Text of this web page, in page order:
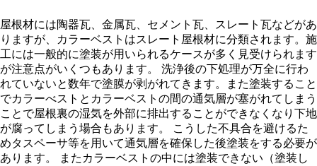
屋根材には陶器瓦、金属瓦、セメント瓦、スレート瓦などがあ
りますが、カラーベストはスレート屋根材に分類されます。施
工には一般的に塗装が用いられるケースが多く見受けられます
が注意点がいくつもあります。 洗浄後の下処理が万全に行わ
れていないと数年で塗膜が剥がれてきます。また塗装すること
でカラーべストとカラーベストの間の通気層が塞がれてしまう
ことで屋根裏の湿気を外部に排出することができなくなり下地
が腐ってしまう場合もあります。 こうした不具合を避けるた
めタスペーサ等を用いて通気層を確保した後塗装をする必要が
あります。 またカラーベストの中には塗装できない（塗装し